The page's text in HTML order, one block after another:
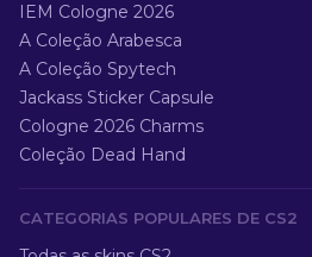
IEM Cologne 2026
A Coleção Arabesca
A Coleção Spytech
Jackass Sticker Capsule
Cologne 2026 Charms
Coleção Dead Hand
CATEGORIAS POPULARES DE CS2